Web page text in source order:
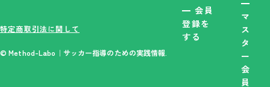
特定商取引法に関して
© Method-Labo｜サッカー指導のための実践情報.
会員
登録を
する
マ
ス
タ
ー
会
員